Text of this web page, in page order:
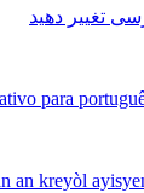
para
an kreyòl